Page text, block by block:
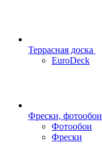
Террасная доска
EuroDeck
Фрески, фотообои
Фотообои
Фрески